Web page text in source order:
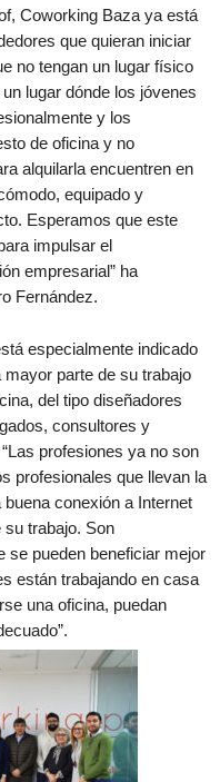
Coworking Baza ya está
que quieran iniciar
no tengan un lugar físico
lugar dónde los jóvenes
y los
de oficina y no
alquilarla encuentren en
equipado y
Esperamos que este
impulsar el
empresarial” ha
Fernández.
especialmente indicado
parte de su trabajo
del tipo diseñadores
consultores y
profesiones ya no son
profesionales que llevan la
conexión a Internet
su trabajo. Son
se pueden beneficiar mejor
están trabajando en casa
una oficina, puedan